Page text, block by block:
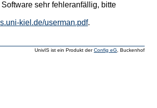
sehr fehleranfällig, bitte
kiel.de/userman.pdf.
UnivIS ist ein Produkt derConfig eG , Buckenhof